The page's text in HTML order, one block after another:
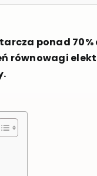
ponad 70%
równowagi